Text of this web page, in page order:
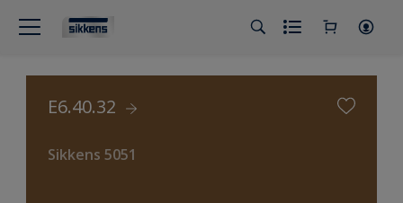
E6.40.32
Sikkens 5051